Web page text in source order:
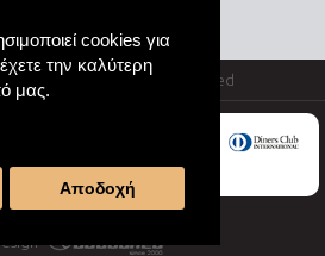
cookies για
την καλύτερη
μας.
Αποδοχή
Jewellery. All rights reserved